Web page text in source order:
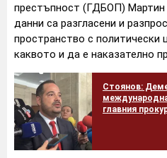
престъпност (ГДБОП)
данни са разгласени и
пространство с политически
каквото и да е наказателно
Стоянов:
главния